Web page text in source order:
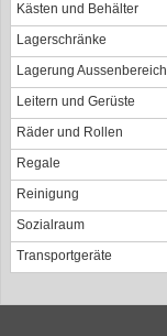
Kästen und Behälter
Lagerschränke
Lagerung Aussenbereich
Leitern und Gerüste
Räder und Rollen
Regale
Reinigung
Sozialraum
Transportgeräte